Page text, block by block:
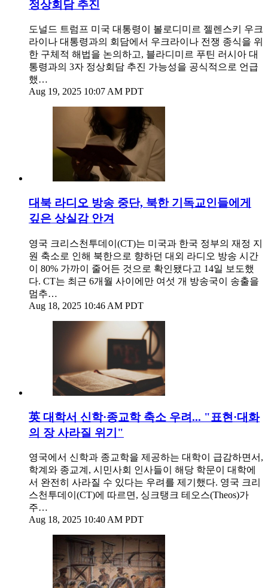
정상회담 추진
도널드 트럼프 미국 대통령이 볼로디미르 젤렌스키 우크
라이나 대통령과의 회담에서 우크라이나 전쟁 종식을 위
한 구체적 해법을 논의하고, 블라디미르 푸틴 러시아 대
통령과의 3자 정상회담 추진 가능성을 공식적으로 언급
했…
Aug 19, 2025 10:07 AM PDT
대북 라디오 방송 중단, 북한 기독교인들에게
깊은 상실감 안겨
영국 크리스천투데이(CT)는 미국과 한국 정부의 재정 지
원 축소로 인해 북한으로 향하던 대외 라디오 방송 시간
이 80% 가까이 줄어든 것으로 확인됐다고 14일 보도했
다. CT는 최근 6개월 사이에만 여섯 개 방송국이 송출을
멈추…
Aug 18, 2025 10:46 AM PDT
英 대학서 신학·종교학 축소 우려... "표현·대화
의 장 사라질 위기"
영국에서 신학과 종교학을 제공하는 대학이 급감하면서,
학계와 종교계, 시민사회 인사들이 해당 학문이 대학에
서 완전히 사라질 수 있다는 우려를 제기했다. 영국 크리
스천투데이(CT)에 따르면, 싱크탱크 테오스(Theos)가
주…
Aug 18, 2025 10:40 AM PDT